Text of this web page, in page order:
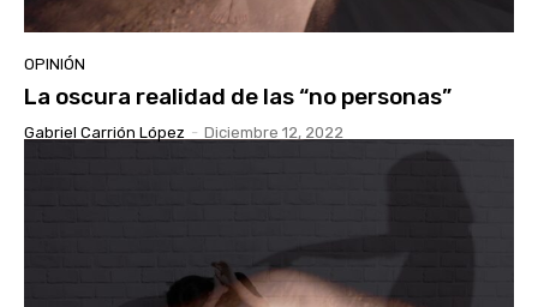
OPINIÓN
La oscura realidad de las “no personas”
Gabriel Carrión López - Diciembre 12, 2022